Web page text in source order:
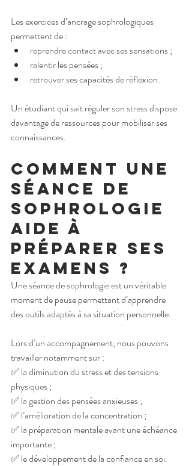
Les exercices d’ancrage sophrologiques
permettent de :
reprendre contact avec ses sensations ;
ralentir les pensées ;
retrouver ses capacités de réflexion.
Un étudiant qui sait réguler son stress dispose
davantage de ressources pour mobiliser ses
connaissances.
Comment une
séance de
sophrologie
aide à
préparer ses
examens ?
Une séance de sophrologie est un véritable
moment de pause permettant d’apprendre
des outils adaptés à sa situation personnelle.
Lors d’un accompagnement, nous pouvons
travailler notamment sur :
✅ la diminution du stress et des tensions
physiques ;
✅ la gestion des pensées anxieuses ;
✅ l’amélioration de la concentration ;
✅ la préparation mentale avant une échéance
importante ;
✅ le développement de la confiance en soi.